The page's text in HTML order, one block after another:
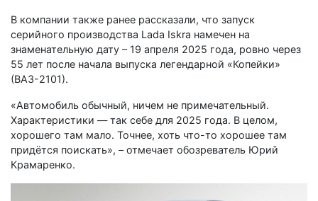
В компании также ранее рассказали, что запуск
серийного производства Lada Iskra намечен на
знаменательную дату – 19 апреля 2025 года, ровно через
55 лет после начала выпуска легендарной «Копейки»
(ВАЗ-2101).
«Автомобиль обычный, ничем не примечательный.
Характеристики — так себе для 2025 года. В целом,
хорошего там мало. Точнее, хоть что-то хорошее там
придётся поискать», – отмечает обозреватель Юрий
Крамаренко.